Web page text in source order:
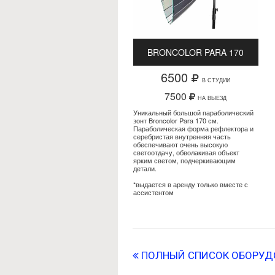
BRONCOLOR PARA 170
6500 В СТУДИИ
7500 НА ВЫЕЗД
Уникальный большой параболический
зонт Broncolor Para 170 см.
Параболическая форма рефлектора и
серебристая внутренняя часть
обеспечивают очень высокую
светоотдачу, обволакивая объект
ярким светом, подчеркивающим
детали.
*выдается в аренду только вместе с
ассистентом
ПОЛНЫЙ СПИСОК